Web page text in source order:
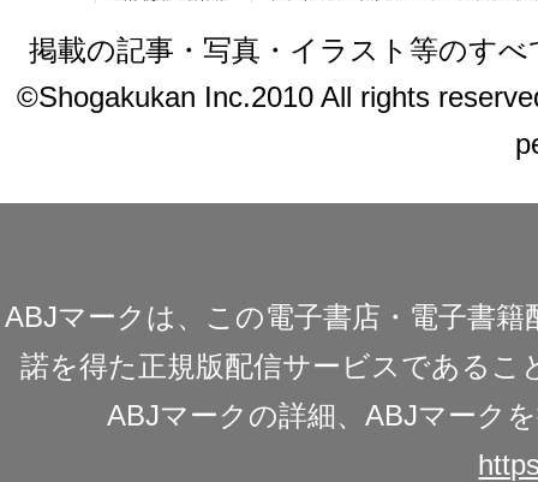
掲載の記事・写真・イラスト等のす
©Shogakukan Inc.2010 All rights
ABJマークは、この電子書店・電子書
諾を得た正規版配信サービスであるこ
ABJマークの詳細、ABJマーク